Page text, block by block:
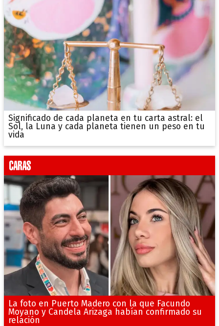
Significado de cada planeta en tu carta astral: el
Sol, la Luna y cada planeta tienen un peso en tu
vida
La foto en Puerto Madero con la que Facundo
Moyano y Candela Arizaga habían confirmado su
relación